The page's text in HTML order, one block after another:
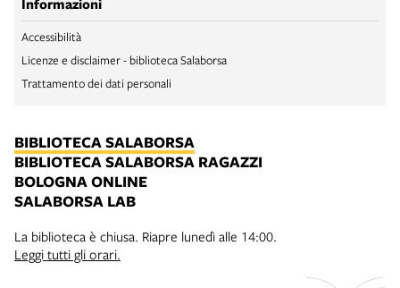
Informazioni
Accessibilità
Licenze e disclaimer - biblioteca Salaborsa
Trattamento dei dati personali
BIBLIOTECA SALABORSA
BIBLIOTECA SALABORSA RAGAZZI
BOLOGNA ONLINE
SALABORSA LAB
La biblioteca è chiusa. Riapre lunedì alle 14:00.
Leggi tutti gli orari.